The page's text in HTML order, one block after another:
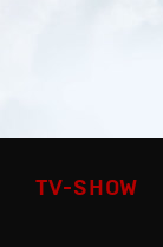
TV-SHOW